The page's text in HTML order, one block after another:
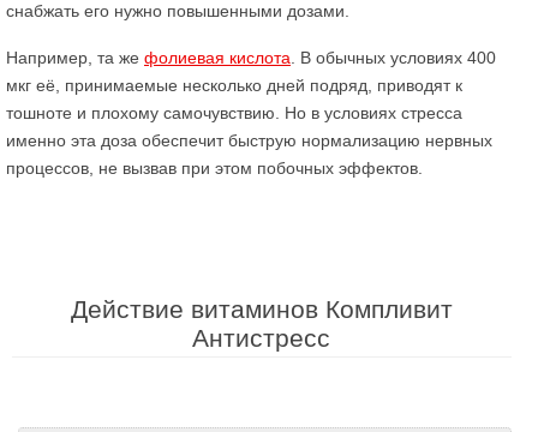
снабжать его нужно повышенными дозами.
Например, та же фолиевая кислота . В обычных условиях 400
мкг её, принимаемые несколько дней подряд, приводят к
тошноте и плохому самочувствию. Но в условиях стресса
именно эта доза обеспечит быструю нормализацию нервных
процессов, не вызвав при этом побочных эффектов.
Действие витаминов Компливит
Антистресс